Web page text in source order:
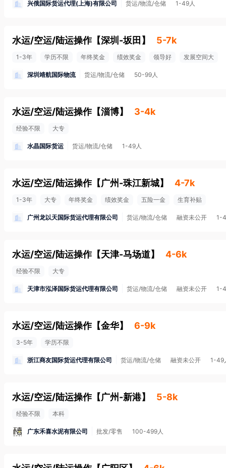
兴俄国际货运代理(上海)有限公司 货运/物流/仓储 1-49人
水运/空运/陆运操作 【深圳-坂田 】 5-7k
1-3年 学历不限 年终奖金 绩效奖金 领导好 发展空间大
深圳靖航国际物流 货运/物流/仓储 50-99人
水运/空运/陆运操作 【淄博】 3-4k
经验不限 大专
水晶国际货运 货运/物流/仓储 1-49人
水运/空运/陆运操作 【广州-珠江新城】 4-7k
1-3年 大专 年终奖金 绩效奖金 五险一金 生育补贴
广州龙以天国际货运代理有限公司 货运/物流/仓储 融资未公开 1-
水运/空运/陆运操作 【天津-马场道】 4-6k
经验不限 大专
天津市泓泽国际货运代理有限公司 货运/物流/仓储 融资未公开 1-
水运/空运/陆运操作 【金华】 6-9k
3-5年 学历不限
浙江商友国际货运代理有限公司 货运/物流/仓储 融资未公开 1-49
水运/空运/陆运操作 【广州-新港】 5-8k
经验不限 本科
广东禾喜水泥有限公司 批发/零售 100-499人